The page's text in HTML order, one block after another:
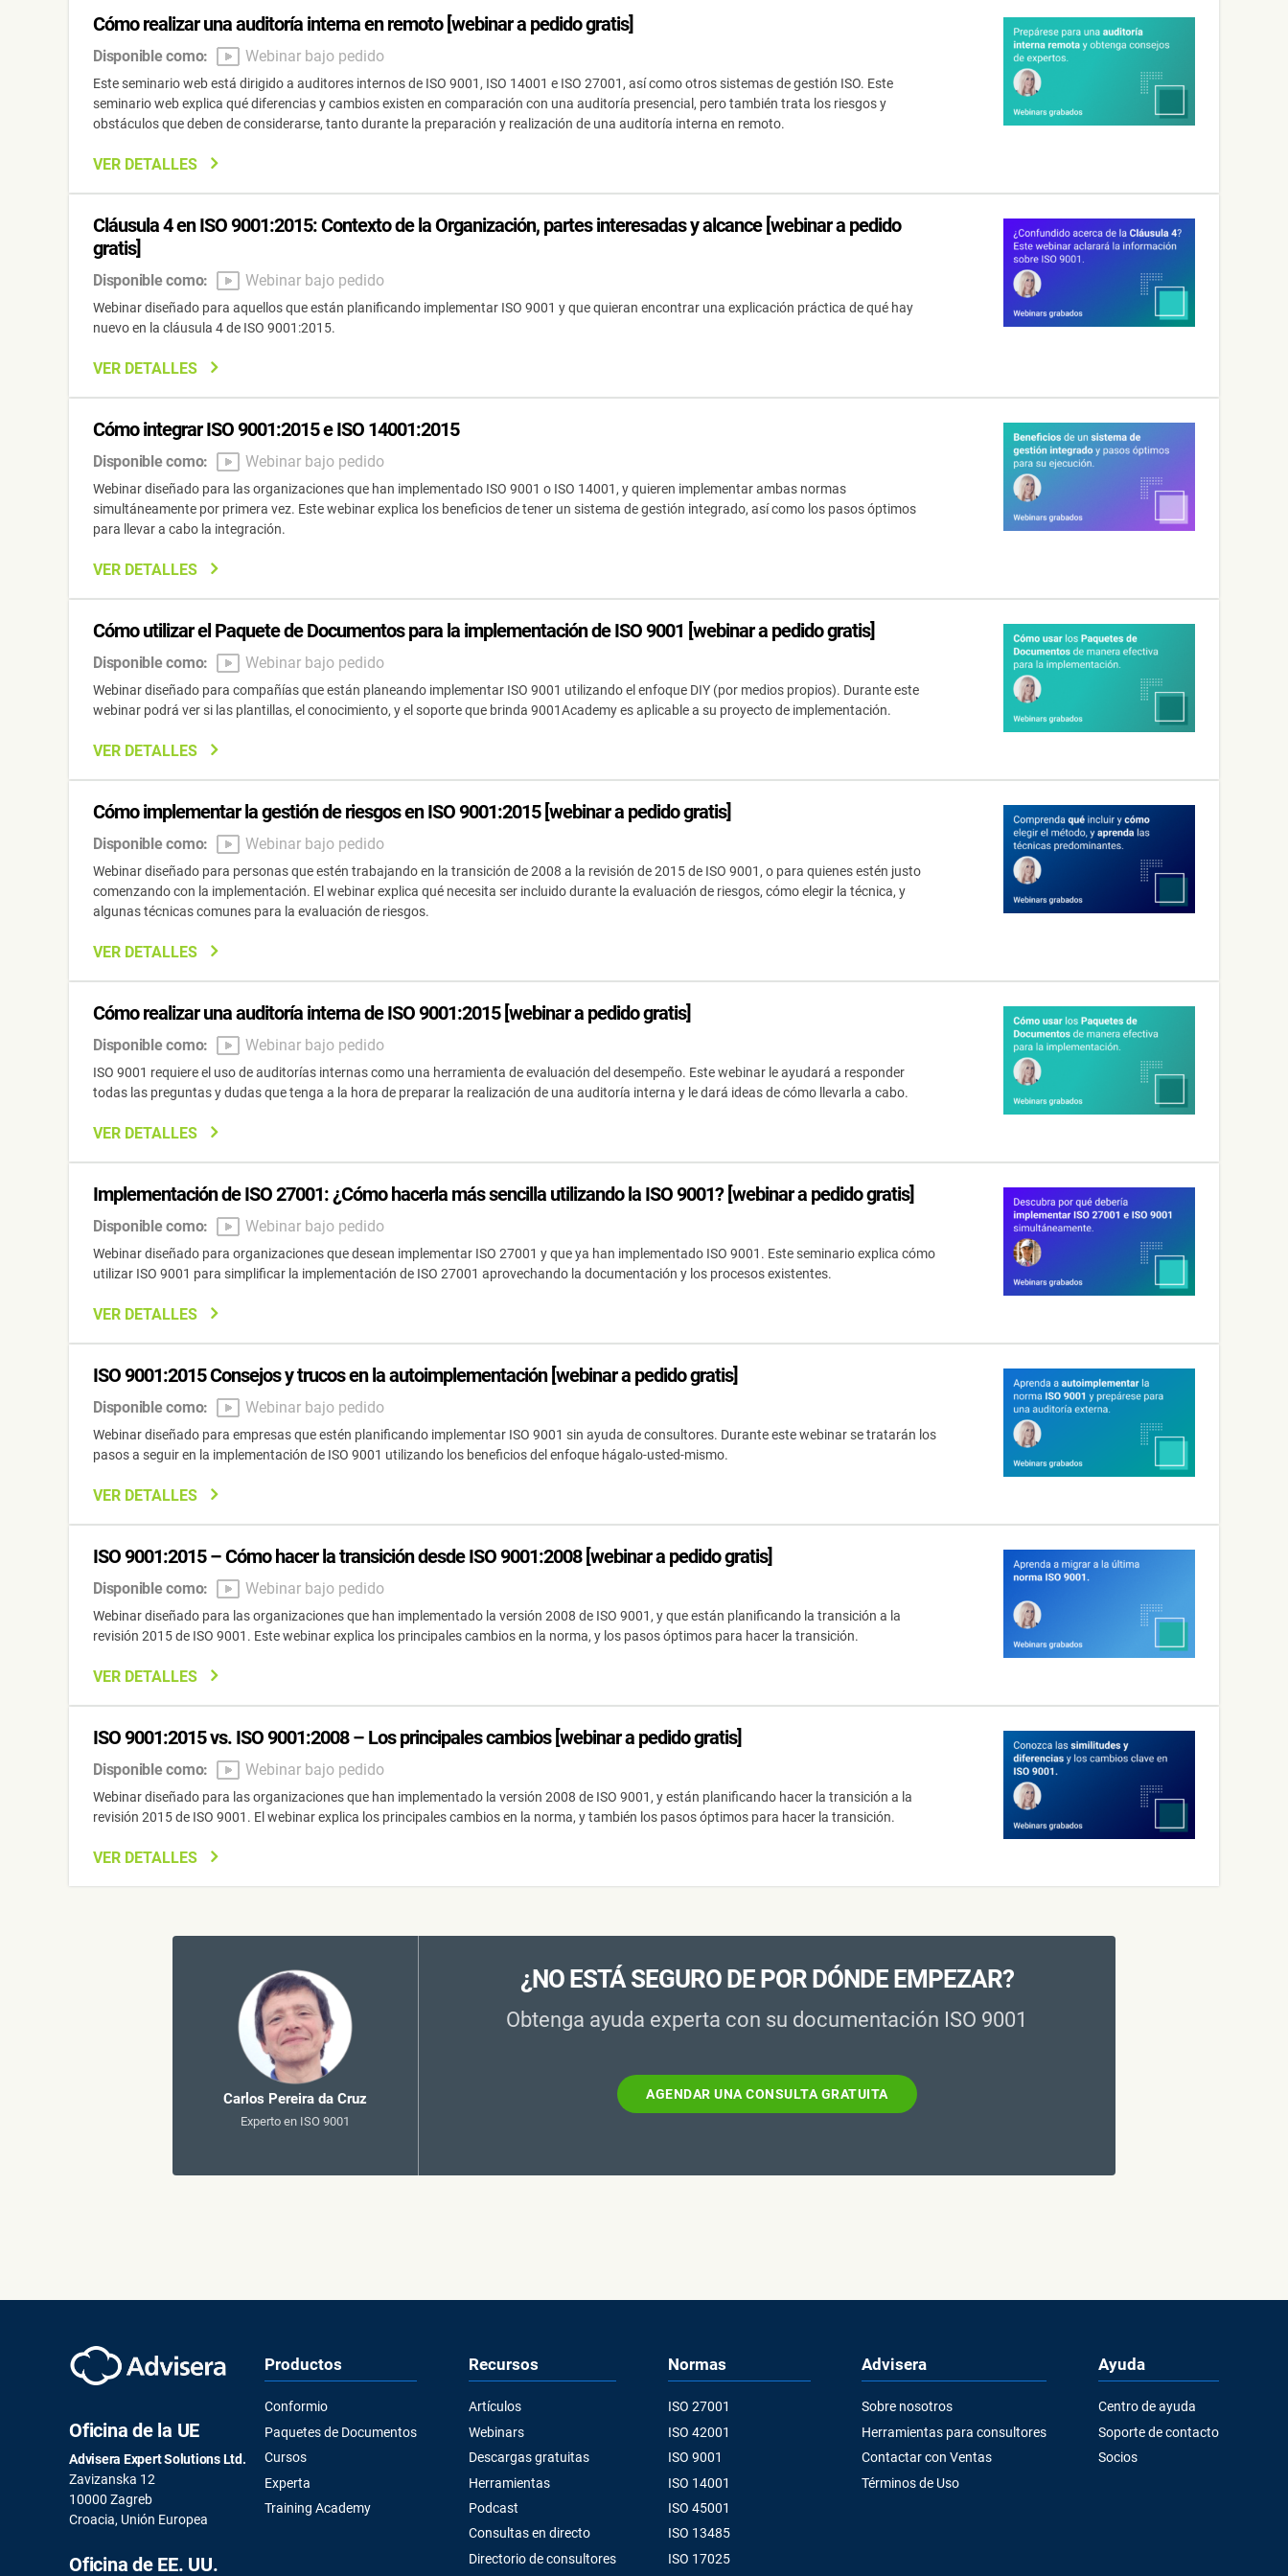
IATF 16949
AS9100
respuestas instantáneas a cualquier pregunta
seguridad más rápido con la plataforma impulsada
por IA de Advisera.
Laboratorios
(SGC) e ISO Crea documentos de cumplimiento
normativo, obtén respuestas inmediatas a tus dudas
gracias a la plataforma de Advisera, basada en
inteligencia artificial y en conocimientos propios sobre
cumplimiento normativo.
Cómo realizar una auditoría interna en remoto [webinar a pedido gratis]
Disponible como: Webinar bajo pedido
Este seminario web está dirigido a auditores internos de ISO 9001, ISO 14001 e ISO 27001, así como otros sistemas de gestión ISO. Este
seminario web explica qué diferencias y cambios existen en comparación con una auditoría presencial, pero también trata los riesgos y
obstáculos que deben de considerarse, tanto durante la preparación y realización de una auditoría interna en remoto.
VER DETALLES
Cláusula 4 en ISO 9001:2015: Contexto de la Organización, partes interesadas y alcance [webinar a pedido
gratis]
Disponible como: Webinar bajo pedido
Webinar diseñado para aquellos que están planificando implementar ISO 9001 y que quieran encontrar una explicación práctica de qué hay
nuevo en la cláusula 4 de ISO 9001:2015.
VER DETALLES
Cómo integrar ISO 9001:2015 e ISO 14001:2015
Disponible como: Webinar bajo pedido
Webinar diseñado para las organizaciones que han implementado ISO 9001 o ISO 14001, y quieren implementar ambas normas
simultáneamente por primera vez. Este webinar explica los beneficios de tener un sistema de gestión integrado, así como los pasos óptimos
para llevar a cabo la integración.
VER DETALLES
Cómo utilizar el Paquete de Documentos para la implementación de ISO 9001 [webinar a pedido gratis]
Disponible como: Webinar bajo pedido
Webinar diseñado para compañías que están planeando implementar ISO 9001 utilizando el enfoque DIY (por medios propios). Durante este
webinar podrá ver si las plantillas, el conocimiento, y el soporte que brinda 9001Academy es aplicable a su proyecto de implementación.
VER DETALLES
Cómo implementar la gestión de riesgos en ISO 9001:2015 [webinar a pedido gratis]
Disponible como: Webinar bajo pedido
Webinar diseñado para personas que estén trabajando en la transición de 2008 a la revisión de 2015 de ISO 9001, o para quienes estén justo
comenzando con la implementación. El webinar explica qué necesita ser incluido durante la evaluación de riesgos, cómo elegir la técnica, y
algunas técnicas comunes para la evaluación de riesgos.
VER DETALLES
Cómo realizar una auditoría interna de ISO 9001:2015 [webinar a pedido gratis]
Disponible como: Webinar bajo pedido
ISO 9001 requiere el uso de auditorías internas como una herramienta de evaluación del desempeño. Este webinar le ayudará a responder
todas las preguntas y dudas que tenga a la hora de preparar la realización de una auditoría interna y le dará ideas de cómo llevarla a cabo.
VER DETALLES
Implementación de ISO 27001: ¿Cómo hacerla más sencilla utilizando la ISO 9001? [webinar a pedido gratis]
Disponible como: Webinar bajo pedido
Webinar diseñado para organizaciones que desean implementar ISO 27001 y que ya han implementado ISO 9001. Este seminario explica cómo
utilizar ISO 9001 para simplificar la implementación de ISO 27001 aprovechando la documentación y los procesos existentes.
VER DETALLES
ISO 9001:2015 Consejos y trucos en la autoimplementación [webinar a pedido gratis]
Disponible como: Webinar bajo pedido
Webinar diseñado para empresas que estén planificando implementar ISO 9001 sin ayuda de consultores. Durante este webinar se tratarán los
pasos a seguir en la implementación de ISO 9001 utilizando los beneficios del enfoque hágalo-usted-mismo.
VER DETALLES
ISO 9001:2015 – Cómo hacer la transición desde ISO 9001:2008 [webinar a pedido gratis]
Disponible como: Webinar bajo pedido
Webinar diseñado para las organizaciones que han implementado la versión 2008 de ISO 9001, y que están planificando la transición a la
revisión 2015 de ISO 9001. Este webinar explica los principales cambios en la norma, y los pasos óptimos para hacer la transición.
VER DETALLES
ISO 9001:2015 vs. ISO 9001:2008 – Los principales cambios [webinar a pedido gratis]
Disponible como: Webinar bajo pedido
Webinar diseñado para las organizaciones que han implementado la versión 2008 de ISO 9001, y están planificando hacer la transición a la
revisión 2015 de ISO 9001. El webinar explica los principales cambios en la norma, y también los pasos óptimos para hacer la transición.
VER DETALLES
Carlos Pereira da Cruz
Experto en ISO 9001
¿NO ESTÁ SEGURO DE POR DÓNDE EMPEZAR?
Obtenga ayuda experta con su documentación ISO 9001
AGENDAR UNA CONSULTA GRATUITA
Oficina de la UE
Advisera Expert Solutions Ltd.
Zavizanska 12
10000 Zagreb
Croacia, Unión Europea
Oficina de EE. UU.
Productos
Conformio
Paquetes de Documentos
Cursos
Experta
Training Academy
Recursos
Artículos
Webinars
Descargas gratuitas
Herramientas
Podcast
Consultas en directo
Directorio de consultores
Normas
ISO 27001
ISO 42001
ISO 9001
ISO 14001
ISO 45001
ISO 13485
ISO 17025
Advisera
Sobre nosotros
Herramientas para consultores
Contactar con Ventas
Términos de Uso
Ayuda
Centro de ayuda
Soporte de contacto
Socios